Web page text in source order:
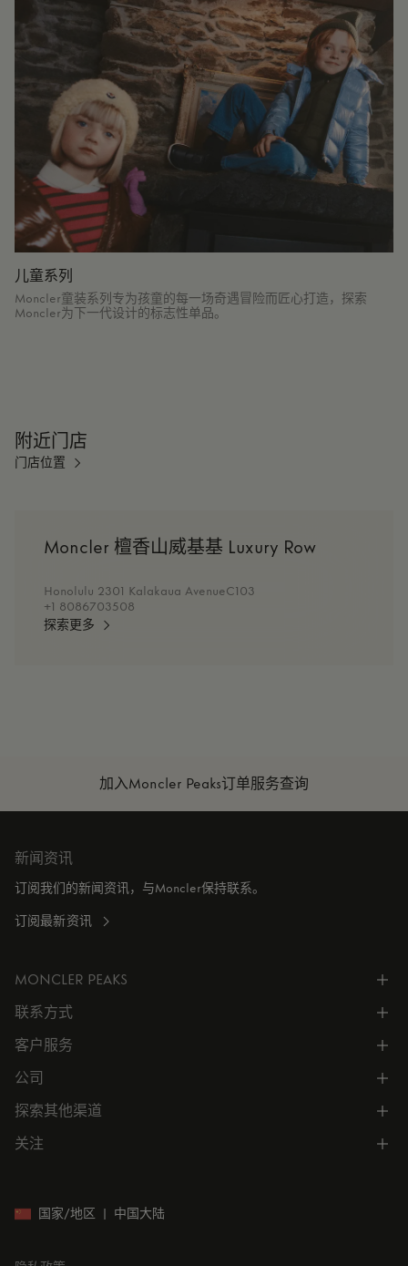
儿童系列
Moncler童装系列专为孩童的每一场奇遇冒险而匠心打造，探索
Moncler为下一代设计的标志性单品。
附近门店
门店位置
Moncler 檀香山威基基 Luxury Row
Honolulu 2301 Kalakaua AvenueC103
+1 8086703508
探索更多
加入Moncler Peaks订单服务查询
新闻资讯
订阅我们的新闻资讯，与Moncler保持联系。
订阅最新资讯
MONCLER PEAKS
了解专属权益
联系方式
电话联系 400-0362-166
联系在线客服
门店位置
预约
客户服务
所有服务
常见问题
售后服务
公司
公司信息
公司管理
投资者关系
探索其他渠道
微信小程序
关注
国家/地区 | 中国大陆